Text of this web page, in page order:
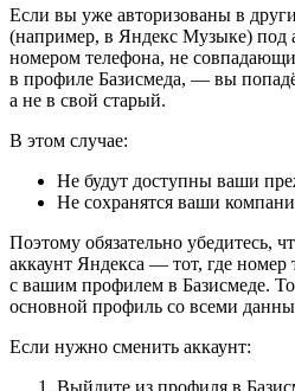
Если вы уже авторизованы в
(например, в Яндекс Музыке) под
номером телефона, не
в профиле Базисмеда, — вы
а не в свой старый.
В этом случае:
Не будут доступны ваши
Не сохранятся ваши
Поэтому обязательно убедитесь,
аккаунт Яндекса — тот, где номер
с вашим профилем в Базисмеде.
основной профиль со всеми
Если нужно сменить аккаунт:
Выйдите из профиля в